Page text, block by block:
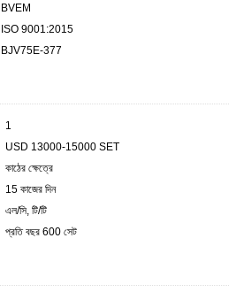
BVEM
ISO 9001:2015
BJV75E-377
1
USD 13000-15000 SET
কাঠের ক্ষেত্রে
15 কাজের দিন
এল/সি, টি/টি
প্রতি বছর 600 সেট